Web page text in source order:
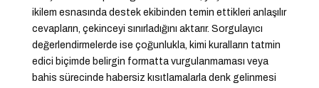
ikilem esnasında destek ekibinden temin ettikleri anlaşılır
cevapların, çekinceyi sınırladığını aktarır. Sorgulayıcı
değerlendirmelerde ise çoğunlukla, kimi kuralların tatmin
edici biçimde belirgin formatta vurgulanmaması veya
bahis sürecinde habersiz kısıtlamalarla denk gelinmesi